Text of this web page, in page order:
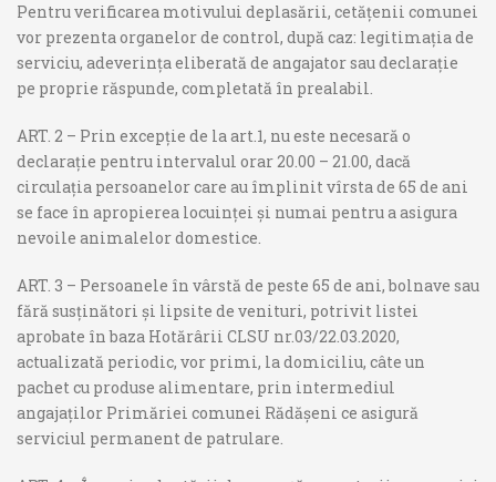
Pentru verificarea motivului deplasării, cetățenii comunei
vor prezenta organelor de control, după caz: legitimația de
serviciu, adeverința eliberată de angajator sau declarație
pe proprie răspunde, completată în prealabil.
ART. 2 – Prin excepție de la art.1, nu este necesară o
declarație pentru intervalul orar 20.00 – 21.00, dacă
circulația persoanelor care au împlinit vîrsta de 65 de ani
se face în apropierea locuinței și numai pentru a asigura
nevoile animalelor domestice.
ART. 3 – Persoanele în vârstă de peste 65 de ani, bolnave sau
fără susținători și lipsite de venituri, potrivit listei
aprobate în baza Hotărârii CLSU nr.03/22.03.2020,
actualizată periodic, vor primi, la domiciliu, câte un
pachet cu produse alimentare, prin intermediul
angajaților Primăriei comunei Rădășeni ce asigură
serviciul permanent de patrulare.